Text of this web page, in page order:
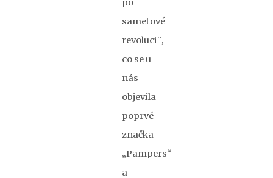
po
sametové
revoluci¨,
co se u
nás
objevila
poprvé
značka
„Pampers“
a